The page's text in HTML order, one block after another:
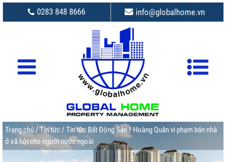
0283 848 8666 info@globalhome.vn
Trang chủ/Tin tức/ Tin tức Bất Động Sản/ Hoàng Quân vi phạm bán nhà
ở xã hội cho người nước ngoài